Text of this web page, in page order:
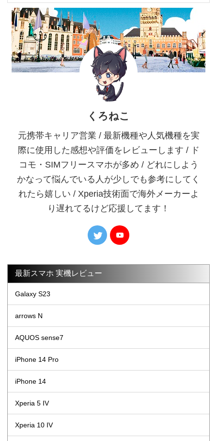
くろねこ
元携帯キャリア営業 / 最新機種や人気機種を実
際に使用した感想や評価をレビューします / ド
コモ・SIMフリースマホが多め / どれにしよう
かなって悩んでいる人が少しでも参考にしてく
れたら嬉しい / Xperia技術面で海外メーカーよ
り遅れてるけど応援してます！
最新スマホ 実機レビュー
Galaxy S23
arrows N
AQUOS sense7
iPhone 14 Pro
iPhone 14
Xperia 5 IV
Xperia 10 IV